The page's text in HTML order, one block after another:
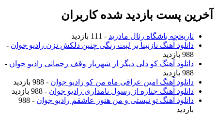
آخرین پست بازدید شده کاربران
تاریخچه باشگاه رئال مادرید - 111 بازدید
دانلود آهنگ نازنینا بر لبت رنگی چنین دلکش نزن رادیو جوان -
988 بازدید
دانلود آهنگ کو دلی دیگر از شهریار وقف رحمانی رادیو جوان -
988 بازدید
دانلود آهنگ امین عراقی ماه من کو رادیو جوان - 988 بازدید
دانلود آهنگ جنازه از رسول نامداری رادیو جوان - 988 بازدید
دانلود آهنگ تو نیستی و من هنوز عاشقم رادیو جوان
- 988
بازدید